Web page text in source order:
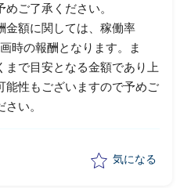
めご了承ください。
金額に関しては、稼働率
時の報酬となります。ま
まで目安となる金額であり上
能性もございますので予めご
さい。
気になる